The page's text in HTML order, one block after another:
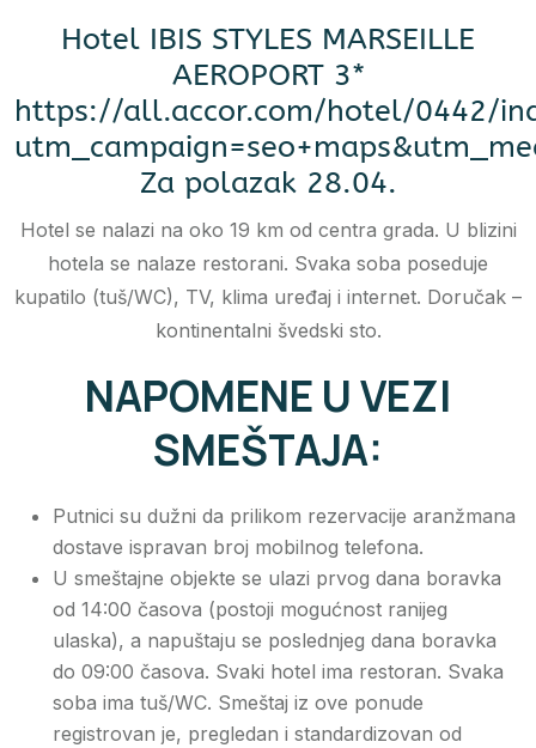
Hotel IBIS STYLES MARSEILLE
AEROPORT 3*
https://all.accor.com/hotel/0442/
Za polazak 28.04.
Hotel se nalazi na oko 19 km od centra grada. U blizini
hotela se nalaze restorani. Svaka soba poseduje
kupatilo (tuš/WC), TV, klima uređaj i internet. Doručak –
kontinentalni švedski sto.
NAPOMENE U VEZI
SMEŠTAJA:
Putnici su dužni da prilikom rezervacije aranžmana
dostave ispravan broj mobilnog telefona.
U smeštajne objekte se ulazi prvog dana boravka
od 14:00 časova (postoji mogućnost ranijeg
ulaska), a napuštaju se poslednjeg dana boravka
do 09:00 časova. Svaki hotel ima restoran. Svaka
soba ima tuš/WC. Smeštaj iz ove ponude
registrovan je, pregledan i standardizovan od